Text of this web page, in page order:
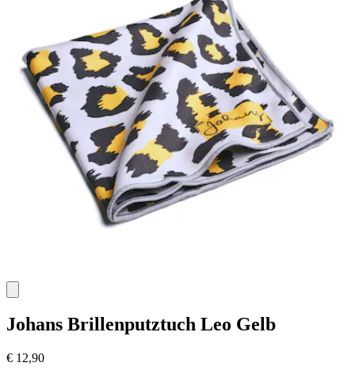
Johans Brillenputztuch Leo Gelb
€ 12,90